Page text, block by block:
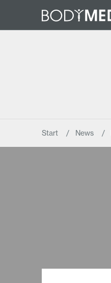
Start News